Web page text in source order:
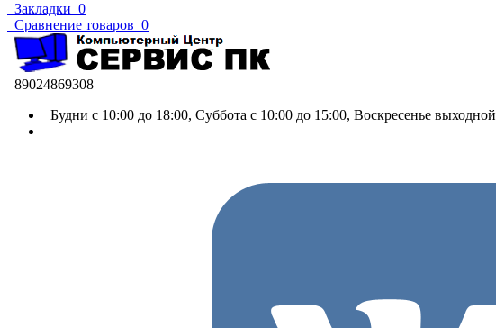
Закладки 0
Сравнение товаров 0
89024869308
Будни с 10:00 до 18:00, Суббота с 10:00 до 15:00, Воскресенье выходной